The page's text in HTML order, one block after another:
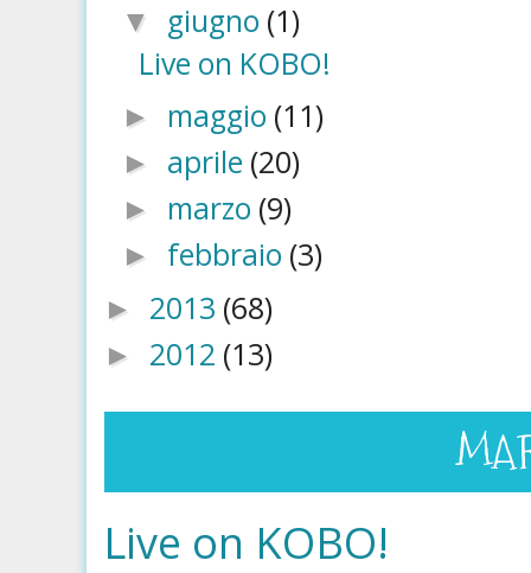
▼ giugno (1)
Live on KOBO!
► maggio (11)
► aprile (20)
► marzo (9)
► febbraio (3)
► 2013 (68)
► 2012 (13)
Live on KOBO!